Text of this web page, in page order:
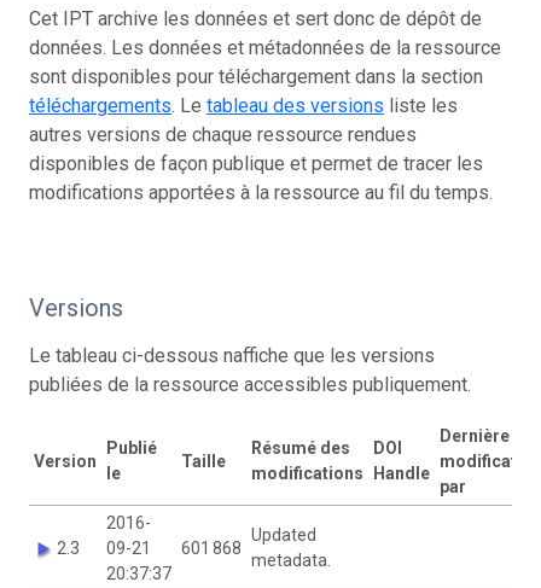
Cet IPT archive les données et sert donc de dépôt de
données. Les données et métadonnées de la ressource
sont disponibles pour téléchargement dans la section
téléchargements. Le tableau des versions liste les
autres versions de chaque ressource rendues
disponibles de façon publique et permet de tracer les
modifications apportées à la ressource au fil du temps.
Versions
Le tableau ci-dessous naffiche que les versions
publiées de la ressource accessibles publiquement.
Version
Publié
le
Taille
Résumé des
modifications
DOI
Handle
Dernière
modification
par
2.3
2016-
09-21
20:37:37
601 868
Updated
metadata.